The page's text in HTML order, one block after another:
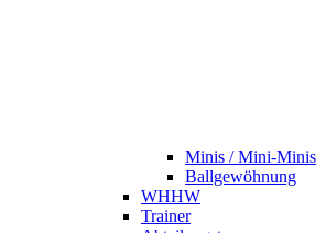
Minis / Mini-Minis
Ballgewöhnung
WHHW
Trainer